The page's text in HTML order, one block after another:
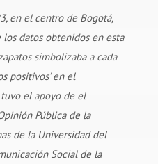
en el centro de Bogotá,
datos obtenidos en esta
simbolizaba a cada
positivos’ en el
el apoyo de el
Pública de la
de la Universidad del
Social de la